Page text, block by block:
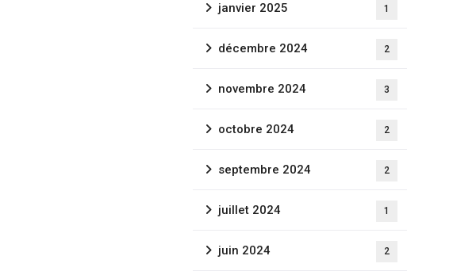
janvier 2025 1
décembre 2024 2
novembre 2024 3
octobre 2024 2
septembre 2024 2
juillet 2024 1
juin 2024 2